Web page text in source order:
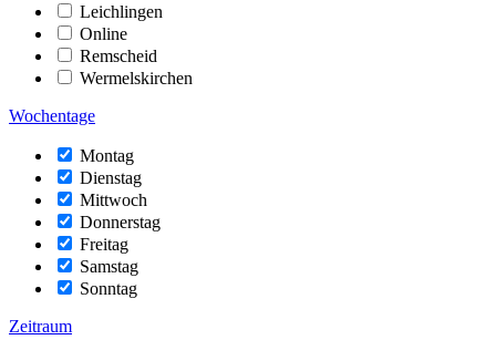
Leichlingen
Online
Remscheid
Wermelskirchen
Wochentage
Montag
Dienstag
Mittwoch
Donnerstag
Freitag
Samstag
Sonntag
Zeitraum